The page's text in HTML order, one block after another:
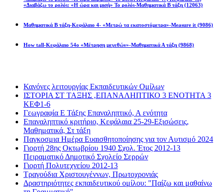
«Διαβάζω το ρολόι: «Η ώρα και μισή» Το ρολόι-Μαθηματικά Β τάξη (12063)
Μαθηματικά Β τάξη-Κεφάλαιο 4- «Μετρώ τα εκατοστόμετρα»-Measure it (9086)
How tall-Κεφάλαιο 54ο «Μέτρηση μεγεθών»-Μαθηματικά Α τάξη (9868)
Κανόνες λειτουργίας Εκπαιδευτικών Ομίλων
ΙΣΤΟΡΙΑ ΣΤ ΤΑΞΗΣ ,ΕΠΑΝΑΛΗΠΤΙΚΟ 3 ΕΝΟΤΗΤΑ 3
ΚΕΦ1-6
Γεωγραφία Ε Τάξης Επαναληπτικό, Α ενότητα
Επαναληπτικό κριτήριο, Κεφάλαια 25-29-Εξισώσεις,
Μαθηματικά, Στ τάξη
Παγκοσμια Ημέρα Ευαισθητοποίησης για τον Αυτισμό 2024
Γιορτή 28ης Οκτωβρίου 1940 Σχολ. Έτος 2012-13
Πειραματικό Δημοτικό Σχολείο Σερρών
Γιορτή Πολυτεχνείου 2012-13
Τραγούδια Χριστουγέννων, Πρωτοχρονιάς
Δραστηριότητες εκπαιδευτικού ομίλου: "Παίζω και μαθαίνω